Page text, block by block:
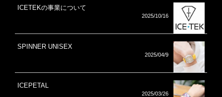
ICETEKの事業について
2025/10/16
SPINNER UNISEX
2025/04/9
ICEPETAL
2025/03/26